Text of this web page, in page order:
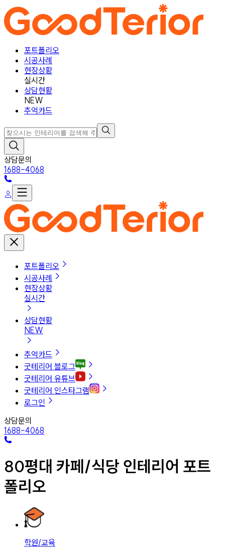
포트폴리오
시공사례
현장상황
실시간
상담현황
NEW
추억카드
상담문의
1688-4068
포트폴리오
시공사례
현장상황
실시간
상담현황
NEW
추억카드
굿테리어 블로그
굿테리어 유튜브
굿테리어 인스타그램
로그인
상담문의
1688-4068
80평대 카페/식당 인테리어 포트
폴리오
학원/교육